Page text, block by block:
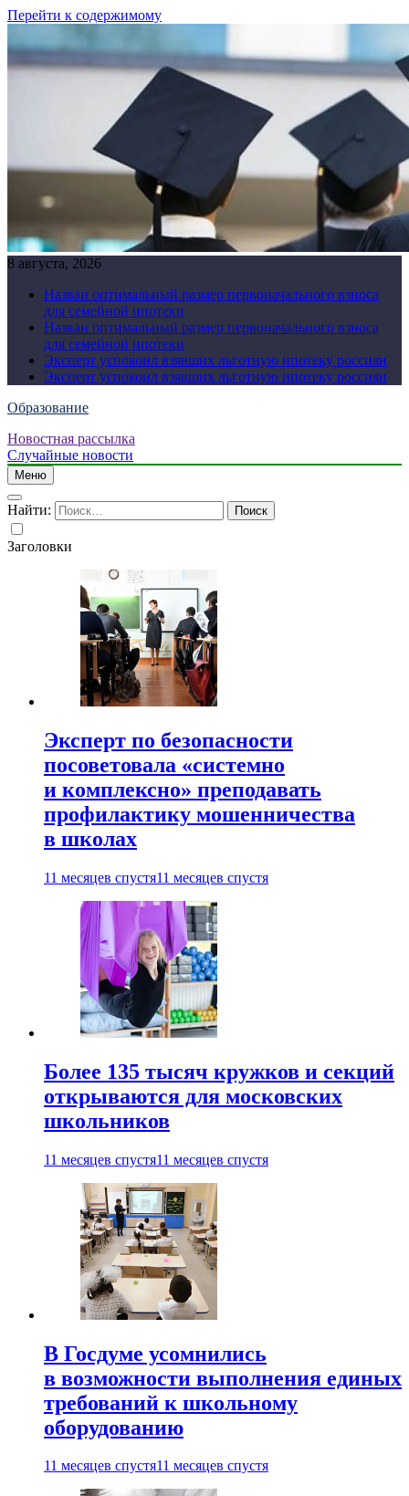
Перейти к содержимому
8 августа, 2026
Назван оптимальный размер первоначального взноса
для семейной ипотеки
Назван оптимальный размер первоначального взноса
для семейной ипотеки
Эксперт успокоил взявших льготную ипотеку россиян
Эксперт успокоил взявших льготную ипотеку россиян
Образование
Новостная рассылка
Случайные новости
Меню
Найти:
Заголовки
Эксперт по безопасности
посоветовала «системно
и комплексно» преподавать
профилактику мошенничества
в школах
11 месяцев спустя11 месяцев спустя
Более 135 тысяч кружков и секций
открываются для московских
школьников
11 месяцев спустя11 месяцев спустя
В Госдуме усомнились
в возможности выполнения единых
требований к школьному
оборудованию
11 месяцев спустя11 месяцев спустя